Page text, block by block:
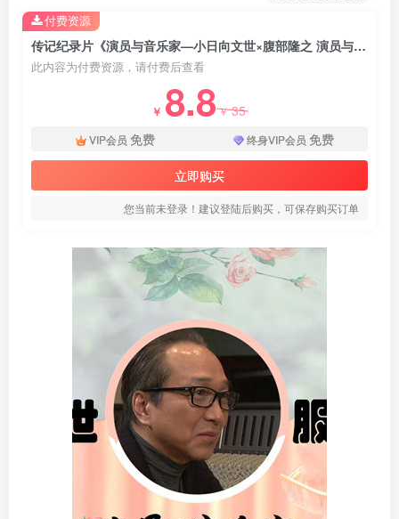
传记纪录片《演员与音乐家—小日向文世×腹部隆之 演员与音乐家—小日向文世×腹部隆之》下载
此内容为付费资源，请付费后查看
￥ 8.8￥35
VIP会员 免费 终身VIP会员 免费
立即购买
您当前未登录！建议登陆后购买，可保存购买订单
付费资源